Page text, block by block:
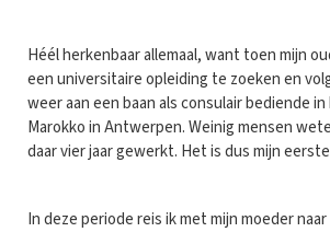
Héél herkenbaar allemaal, want toen mijn
een universitaire opleiding te zoeken en
weer aan een baan als consulair bediende
Marokko in Antwerpen. Weinig mensen
daar vier jaar gewerkt. Het is dus mijn
In deze periode reis ik met mijn moeder